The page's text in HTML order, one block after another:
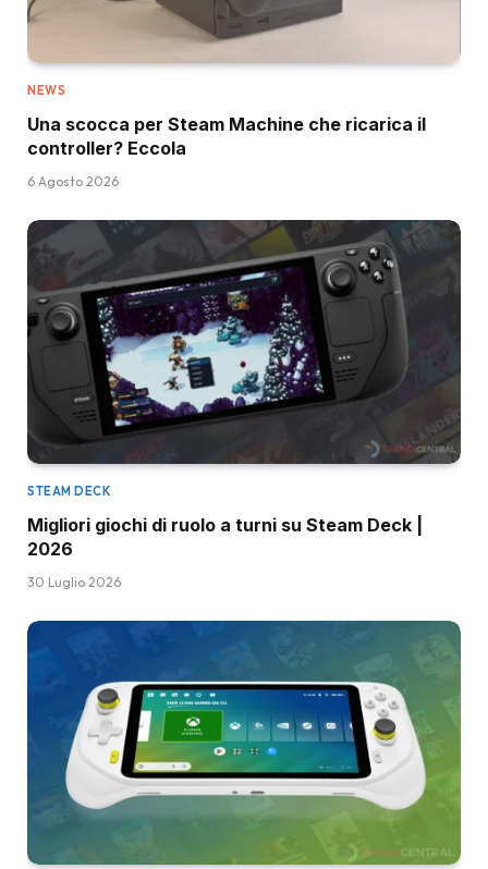
NEWS
Una scocca per Steam Machine che ricarica il
controller? Eccola
6 Agosto 2026
STEAM DECK
Migliori giochi di ruolo a turni su Steam Deck |
2026
30 Luglio 2026